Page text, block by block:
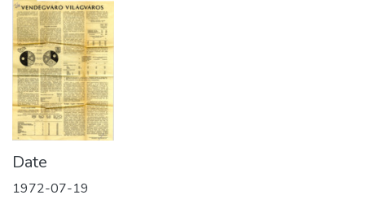
About us
Date
1972-07-19